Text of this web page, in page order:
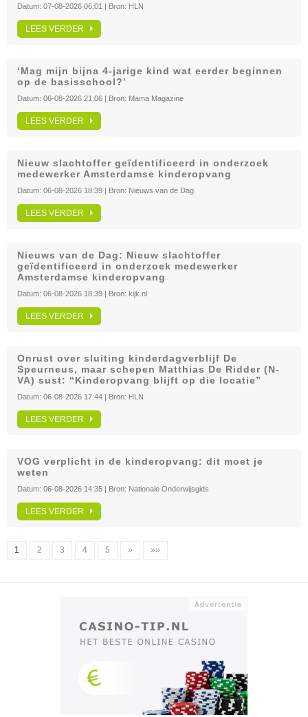
Datum: 07-08-2026 06:01 | Bron: HLN
LEES VERDER
‘Mag mijn bijna 4-jarige kind wat eerder beginnen
op de basisschool?’
Datum: 06-08-2026 21:06 | Bron: Mama Magazine
LEES VERDER
Nieuw slachtoffer geïdentificeerd in onderzoek
medewerker Amsterdamse kinderopvang
Datum: 06-08-2026 18:39 | Bron: Nieuws van de Dag
LEES VERDER
Nieuws van de Dag: Nieuw slachtoffer
geïdentificeerd in onderzoek medewerker
Amsterdamse kinderopvang
Datum: 06-08-2026 18:39 | Bron: kijk.nl
LEES VERDER
Onrust over sluiting kinderdagverblijf De
Speurneus, maar schepen Matthias De Ridder (N-
VA) sust: “Kinderopvang blijft op die locatie”
Datum: 06-08-2026 17:44 | Bron: HLN
LEES VERDER
VOG verplicht in de kinderopvang: dit moet je
weten
Datum: 06-08-2026 14:35 | Bron: Nationale Onderwijsgids
LEES VERDER
1 2 3 4 5 » »»